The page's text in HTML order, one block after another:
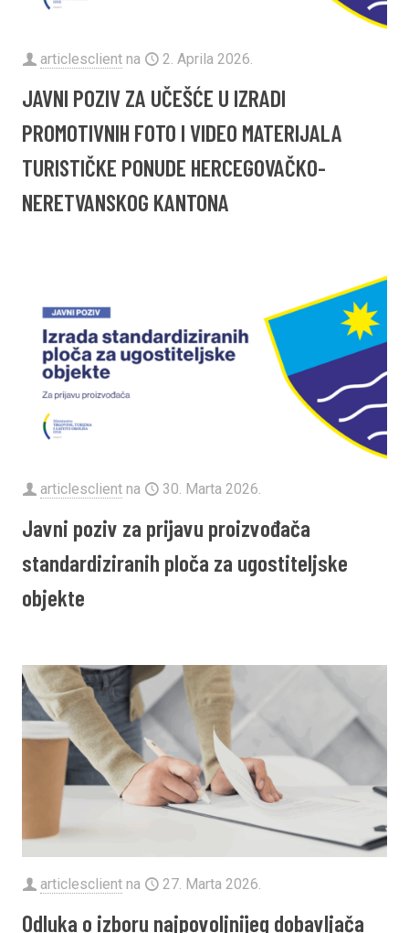
articlesclient na 2. Aprila 2026.
JAVNI POZIV ZA UČEŠĆE U IZRADI
PROMOTIVNIH FOTO I VIDEO MATERIJALA
TURISTIČKE PONUDE HERCEGOVAČKO-
NERETVANSKOG KANTONA
articlesclient na 30. Marta 2026.
Javni poziv za prijavu proizvođača
standardiziranih ploča za ugostiteljske
objekte
articlesclient na 27. Marta 2026.
Odluka o izboru najpovoljnijeg dobavljača